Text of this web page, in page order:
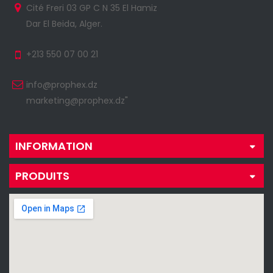
Cité Freri 03 GP C N 35 El Hamiz
Dar El Beida, Alger.
+213 550 07 00 21
info@prophex.dz
marketing@prophex.dz"
INFORMATION
PRODUITS